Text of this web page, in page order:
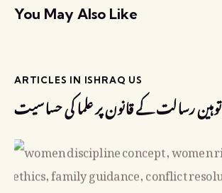
You May Also Like
ARTICLES IN ISHRAQ US
توہین رسالت کے قانون پر علما کی حساسیت